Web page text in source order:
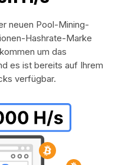
neuen Pool-Mining-
Hashrate-Marke
um das
es ist bereits auf Ihrem
verfügbar.